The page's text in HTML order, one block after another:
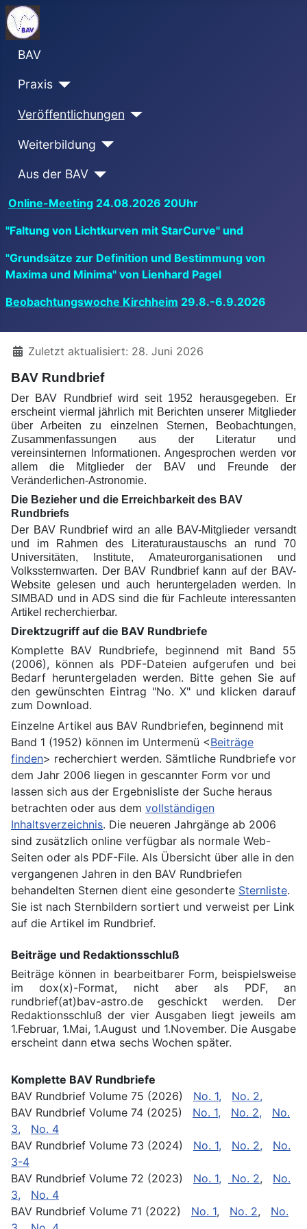
BAV
Praxis
Veröffentlichungen
Weiterbildung
Aus der BAV
Online-Meeting 24.08.2026 20Uhr
"Faltung von Lichtkurven mit StarCurve" und
"Grundsätze zur Definition und Bestimmung von
Maxima und Minima" von Lienhard Pagel
Beobachtungswoche Kirchheim 29.8.-6.9.2026
DetailsZuletzt aktualisiert: 28. Juni 2026
BAV Rundbrief
Der BAV Rundbrief wird seit 1952 herausgegeben. Er
erscheint viermal jährlich mit Berichten unserer Mitglieder
über Arbeiten zu einzelnen Sternen, Beobachtungen,
Zusammenfassungen aus der Literatur und
vereinsinternen Informationen. Angesprochen werden vor
allem die Mitglieder der BAV und Freunde der
Veränderlichen-Astronomie.
Die Bezieher und die Erreichbarkeit des BAV
Rundbriefs
Der BAV Rundbrief wird an alle BAV-Mitglieder versandt
und im Rahmen des Literaturaustauschs an rund 70
Universitäten, Institute, Amateurorganisationen und
Volkssternwarten. Der BAV Rundbrief kann auf der BAV-
Website gelesen und auch heruntergeladen werden.
In
SIMBAD und in ADS sind die für Fachleute interessanten
Artikel recherchierbar.
Direktzugriff auf die BAV Rundbriefe
Komplette BAV Rundbriefe, beginnend mit Band 55
(2006), können als PDF-Dateien aufgerufen und bei
Bedarf heruntergeladen werden. Bitte gehen Sie auf
den gewünschten Eintrag "No. X" und klicken darauf
zum Download.
Einzelne Artikel aus BAV Rundbriefen, beginnend mit
Band 1 (1952) können im Untermenü <Beiträge
finden> recherchiert werden. Sämtliche Rundbriefe vor
dem Jahr 2006 liegen in gescannter Form vor und
lassen sich aus der Ergebnisliste der Suche heraus
betrachten oder aus dem vollständigen
Inhaltsverzeichnis. Die neueren Jahrgänge ab 2006
sind zusätzlich online verfügbar als normale Web-
Seiten oder als PDF-File. Als Übersicht über alle in den
vergangenen Jahren in den BAV Rundbriefen
behandelten Sternen dient eine gesonderte Sternliste.
Sie ist nach Sternbildern sortiert und verweist per Link
auf die Artikel im Rundbrief.
Beiträge und Redaktionsschluß
Beiträge können in bearbeitbarer Form, beispielsweise
im dox(x)-Format, nicht aber als PDF, an
rundbrief(at)bav-astro.de geschickt werden. Der
Redaktionsschluß der vier Ausgaben liegt jeweils am
1.Februar, 1.Mai, 1.August und 1.November. Die Ausgabe
erscheint dann etwa sechs Wochen später.
Komplette BAV Rundbriefe
BAV Rundbrief Volume 75 (2026) No. 1,
No. 2,
BAV Rundbrief Volume 74 (2025) No. 1, No. 2,
No.
3,
No. 4
BAV Rundbrief Volume 73 (2024) No. 1, No. 2,
No.
3-4
BAV Rundbrief Volume 72 (2023) No. 1, No. 2, No.
3,
No. 4
BAV Rundbrief Volume 71 (2022) No. 1, No. 2, No.